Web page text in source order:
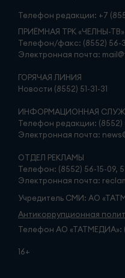
Телефон редакции: +7
ПРИЁМНАЯ ТРК «ЧЕЛНЫ-ТВ»
Телефон/факс: (8552) 56-
Электронная почта:
ГОРЯЧАЯ ЛИНИЯ
Новости (8552) 51-31-31
ИНФОРМАЦИОННАЯ
Телефон редакции: (8552)
Электронная почта:
ОТДЕЛ РЕКЛАМЫ
Телефон: (8552) 56-15-09,
Электронная почта:
Учредитель СМИ: АО
Антикоррупционная
Телефон АО «ТАТМЕДИА»:
16+